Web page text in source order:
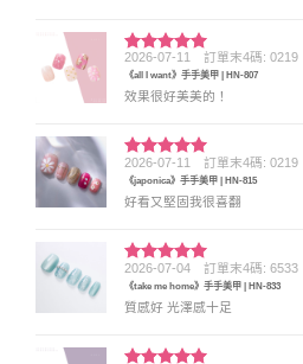
評分5 滿
分 5
2026-07-11 訂單末4碼: 0219
《all I want》手手美甲 | HN-807
效果很好美美的！
評分5 滿
分 5
2026-07-11 訂單末4碼: 0219
《japonica》手手美甲 | HN-815
好看又堅固我很喜翻
評分5 滿
分 5
2026-07-04 訂單末4碼: 6533
《take me home》手手美甲 | HN-833
質感好 光澤感十足